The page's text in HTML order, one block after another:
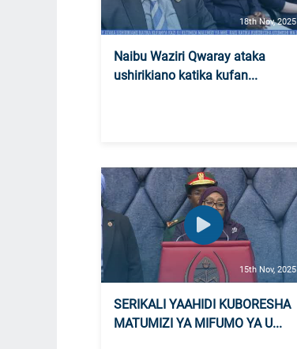
18th Nov, 2025
Naibu Waziri Qwaray ataka
ushirikiano katika kufan...
15th Nov, 2025
SERIKALI YAAHIDI KUBORESHA
MATUMIZI YA MIFUMO YA U...